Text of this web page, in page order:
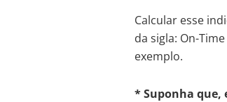
Calcular esse
da sigla: On-
exemplo.
* Suponha que,